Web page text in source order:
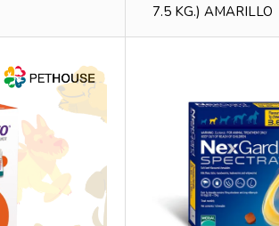
7.5 KG.) AMARILLO